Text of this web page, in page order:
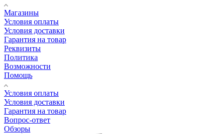
Магазины
Условия оплаты
Условия доставки
Гарантия на товар
Реквизиты
Политика
Возможности
Помощь
Условия оплаты
Условия доставки
Гарантия на товар
Вопрос-ответ
Обзоры